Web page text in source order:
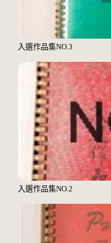
入選作品集NO.3
入選作品集NO.2